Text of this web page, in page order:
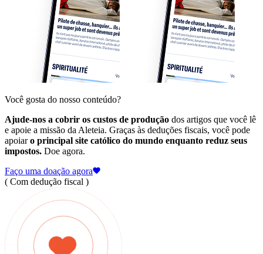
Você gosta do nosso conteúdo?
Ajude-nos a cobrir os custos de produção dos artigos que você lê
e apoie a missão da Aleteia. Graças às deduções fiscais, você pode
apoiaro principal site católico do mundo enquanto reduz seus
impostos. Doe agora.
Faço uma doação agora
( Com dedução fiscal )